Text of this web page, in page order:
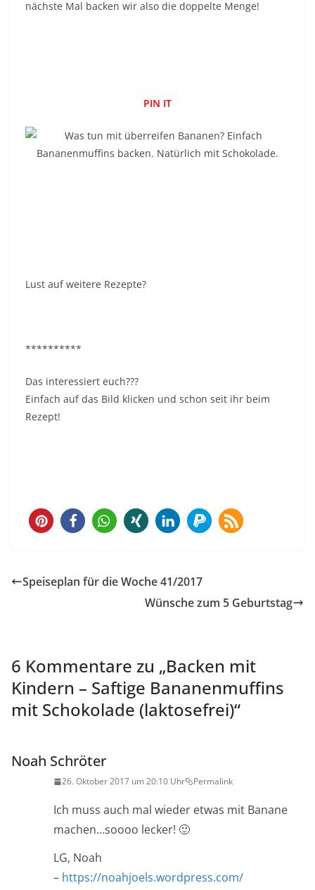
nächste Mal backen wir also die doppelte Menge!
PIN IT
Lust auf weitere Rezepte?
**********
Das interessiert euch???
Einfach auf das Bild klicken und schon seit ihr beim
Rezept!
2143
Speiseplan für die Woche 41/2017
Wünsche zum 5 Geburtstag
6 Kommentare zu „Backen mit
Kindern – Saftige Bananenmuffins
mit Schokolade (laktosefrei)“
Noah Schröter
26. Oktober 2017 um 20:10 Uhr Permalink
Ich muss auch mal wieder etwas mit Banane
machen…soooo lecker! 🙂
LG, Noah
– https://noahjoels.wordpress.com/